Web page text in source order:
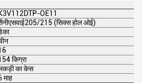
OE11
एसवाई205/215 (सिक्स होल ओई)
किग्रा
का केस
माह